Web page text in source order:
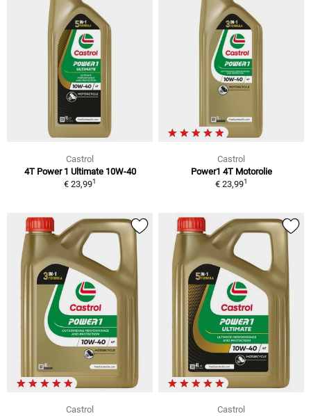
Castrol
4T Power 1 Ultimate 10W-40
€ 23,991
Castrol
Power1 4T Motorolie
€ 23,991
Castrol
Castrol